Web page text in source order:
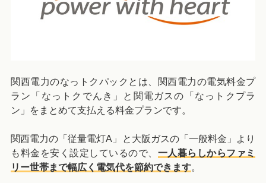
関西電力のなっトクパックとは、関西電力の電気料金プ
ラン「なっトクでんき」と関電ガスの「なっトクプラ
ン」をまとめて支払える料金プランです。
関西電力の「従量電灯A 」と大阪ガスの「 一般料金 」より
も料金を安く設定しているので、 一人暮らしからファミ
リー世帯まで幅広く電気代を節約できます。